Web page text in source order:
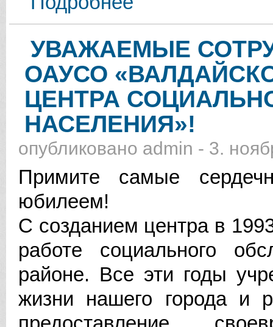
УВАЖАЕМЫЕ
ОАУСО
ЦЕНТРА
НАСЕЛЕНИЯ»!
опубликовано admin - 3.
Примите самые
юбилеем!
С созданием центра в
работе социального
районе. Все эти годы
жизни нашего города и